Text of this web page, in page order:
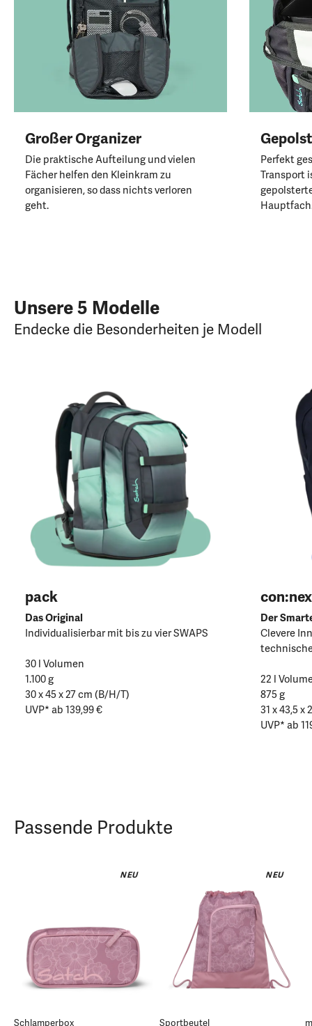
Großer Organizer
Die praktische Aufteilung und vielen
Fächer helfen den Kleinkram zu
organisieren, so dass nichts verloren
geht.
Perfekt
Transport
Unsere 5 Modelle
Endecke die Besonderheiten je Modell
pack
Das Original
Individualisierbar mit bis zu vier SWAPS
30 l Volumen
1.100 g
30 x 45 x 27 cm (B/H/T)
UVP* ab 139,99 €
Der
Clevere
22 l
875 g
31 x 43,5 x
UVP* ab
Passende Produkte
NEU
Schlamperbox
NEU
Sportbeutel